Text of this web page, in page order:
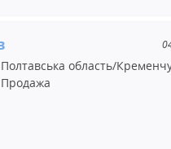
Полтавська область/
Продажа